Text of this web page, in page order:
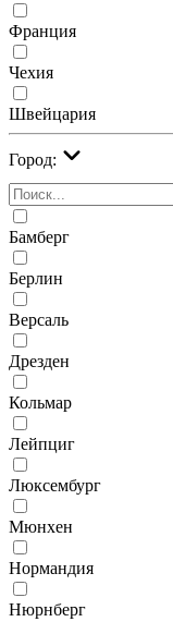
Франция
Чехия
Швейцария
Город:
Бамберг
Берлин
Версаль
Дрезден
Кольмар
Лейпциг
Люксембург
Мюнхен
Нормандия
Нюрнберг